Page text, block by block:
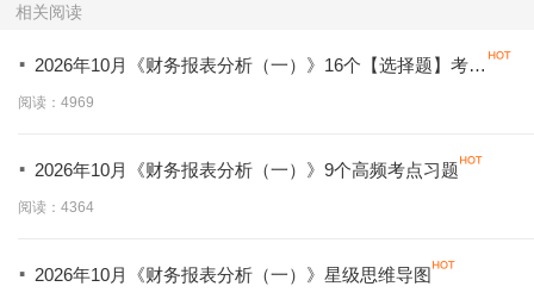
相关阅读
· 2026年10月《财务报表分析（一）》16个【选择题】考点
【拿分必学】
阅读：4969
· 2026年10月《财务报表分析（一）》9个高频考点习题
阅读：4364
· 2026年10月《财务报表分析（一）》星级思维导图